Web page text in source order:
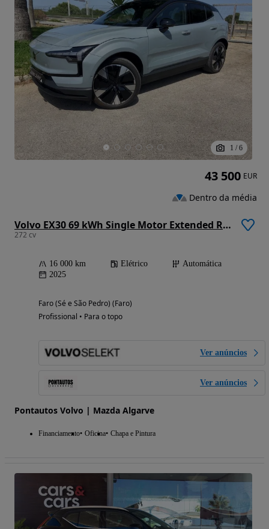
1 / 6
Volvo EX30 69 kWh Single Motor Extended Range Ultra
272 cv
16 000 km Elétrico
Automática
2025
Faro (Sé e São Pedro) (Faro)
Profissional • Para o topo
Ver anúncios
Ver anúncios
Pontautos Volvo | Mazda Algarve
Financiamento Oficina Chapa e Pintura
43 500 EUR
Dentro da média